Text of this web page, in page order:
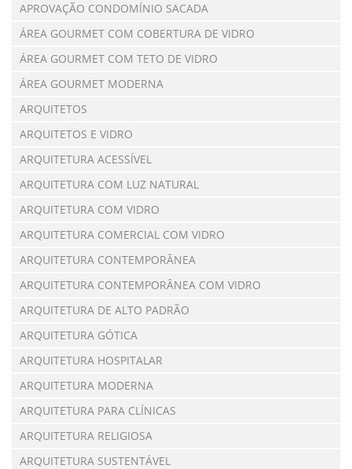
APROVAÇÃO CONDOMÍNIO SACADA
ÁREA GOURMET COM COBERTURA DE VIDRO
ÁREA GOURMET COM TETO DE VIDRO
ÁREA GOURMET MODERNA
ARQUITETOS
ARQUITETOS E VIDRO
ARQUITETURA ACESSÍVEL
ARQUITETURA COM LUZ NATURAL
ARQUITETURA COM VIDRO
ARQUITETURA COMERCIAL COM VIDRO
ARQUITETURA CONTEMPORÂNEA
ARQUITETURA CONTEMPORÂNEA COM VIDRO
ARQUITETURA DE ALTO PADRÃO
ARQUITETURA GÓTICA
ARQUITETURA HOSPITALAR
ARQUITETURA MODERNA
ARQUITETURA PARA CLÍNICAS
ARQUITETURA RELIGIOSA
ARQUITETURA SUSTENTÁVEL